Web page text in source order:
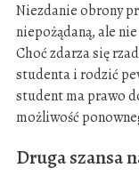
Niezdanie obrony
niepożądaną, ale
Choć zdarza się
studenta i rodzić
student ma prawo
możliwość
Druga szansa